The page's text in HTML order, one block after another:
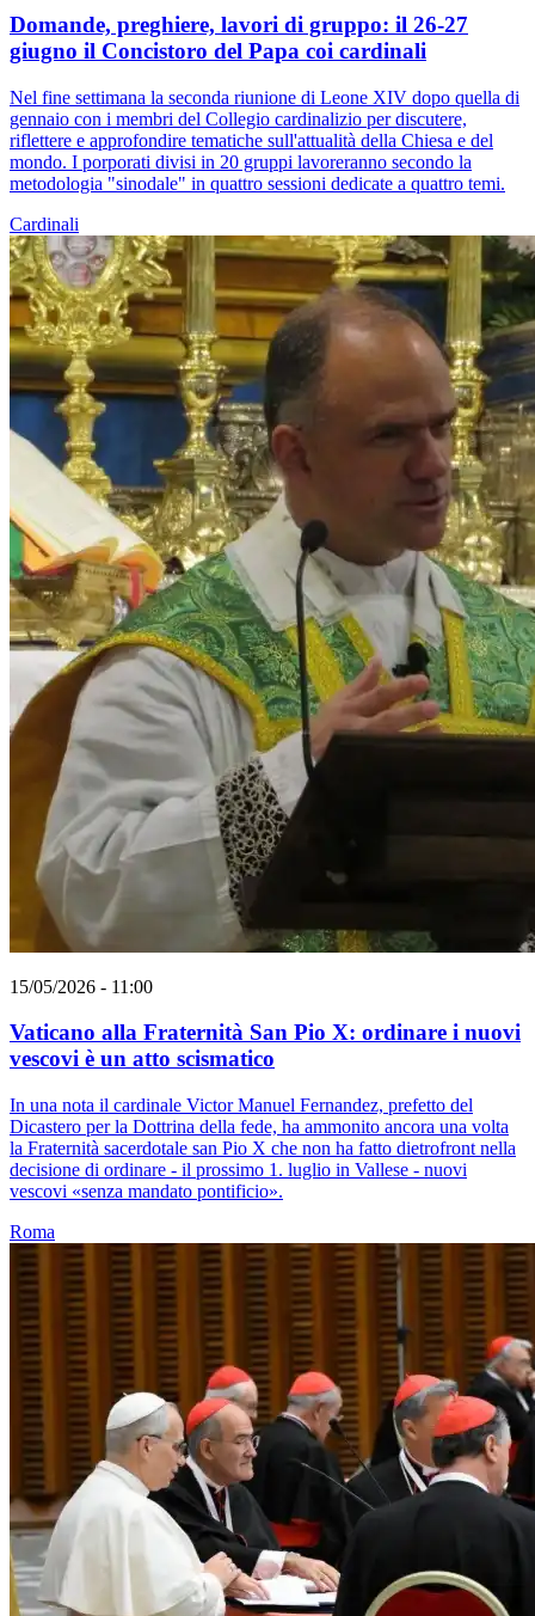
Domande, preghiere, lavori di gruppo: il 26-27
giugno il Concistoro del Papa coi cardinali
Nel fine settimana la seconda riunione di Leone XIV dopo quella di
gennaio con i membri del Collegio cardinalizio per discutere,
riflettere e approfondire tematiche sull'attualità della Chiesa e del
mondo. I porporati divisi in 20 gruppi lavoreranno secondo la
metodologia "sinodale" in quattro sessioni dedicate a quattro temi.
Cardinali
15/05/2026 - 11:00
Vaticano alla Fraternità San Pio X: ordinare i nuovi
vescovi è un atto scismatico
In una nota il cardinale Victor Manuel Fernandez, prefetto del
Dicastero per la Dottrina della fede, ha ammonito ancora una volta
la Fraternità sacerdotale san Pio X che non ha fatto dietrofront nella
decisione di ordinare - il prossimo 1. luglio in Vallese - nuovi
vescovi «senza mandato pontificio».
Roma